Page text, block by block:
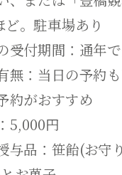
ど。駐車場あり
受付期間：通年
無：当日の予約も
約がおすすめ
5,000円
与品：笹飴(お守